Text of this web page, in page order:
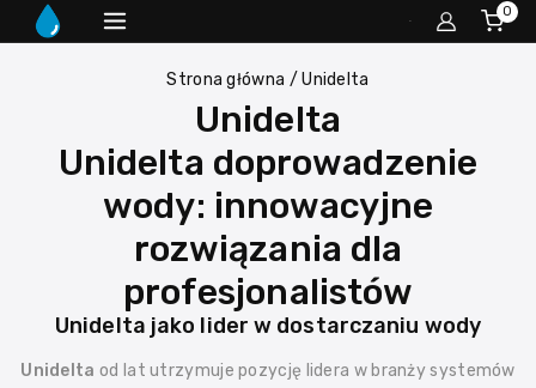
0
Strona główna / Unidelta
Unidelta
Unidelta doprowadzenie
wody: innowacyjne
rozwiązania dla
profesjonalistów
Unidelta jako lider w dostarczaniu wody
Unidelta od lat utrzymuje pozycję lidera w branży systemów